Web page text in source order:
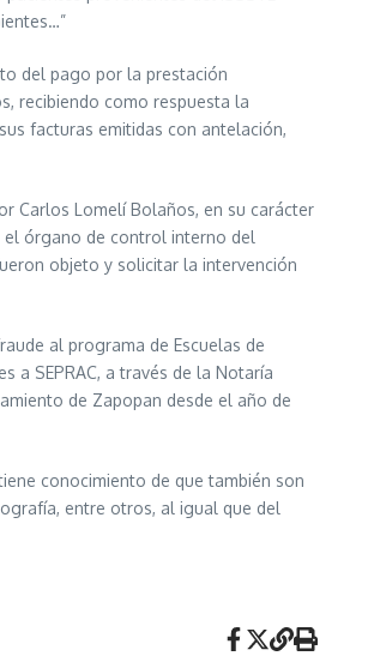
del pago por la prestación
recibiendo como respuesta la
facturas emitidas con antelación,
Carlos Lomelí Bolaños, en su carácter
el órgano de control interno del
objeto y solicitar la intervención
al programa de Escuelas de
a SEPRAC, a través de la Notaría
de Zapopan desde el año de
conocimiento de que también son
entre otros, al igual que del